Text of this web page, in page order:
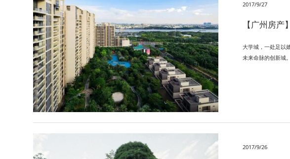
2017/9/27
【广州房
大学城，一处足以
未来命脉的创新城。
2017/9/26